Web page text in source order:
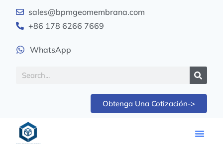
sales@bpmgeomembrana.com
+86 178 6266 7669
WhatsApp
Obtenga Una Cotización->